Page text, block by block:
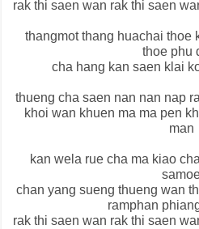
rak thi saen wan rak thi saen
thangmot thang huachai thoe
thoe phu
cha hang kan saen klai
thueng cha saen nan nan nap
khoi wan khuen ma ma pen
man
kan wela rue cha ma kiao
chan yang sueng thueng wan
ramphan
rak thi saen wan rak thi saen